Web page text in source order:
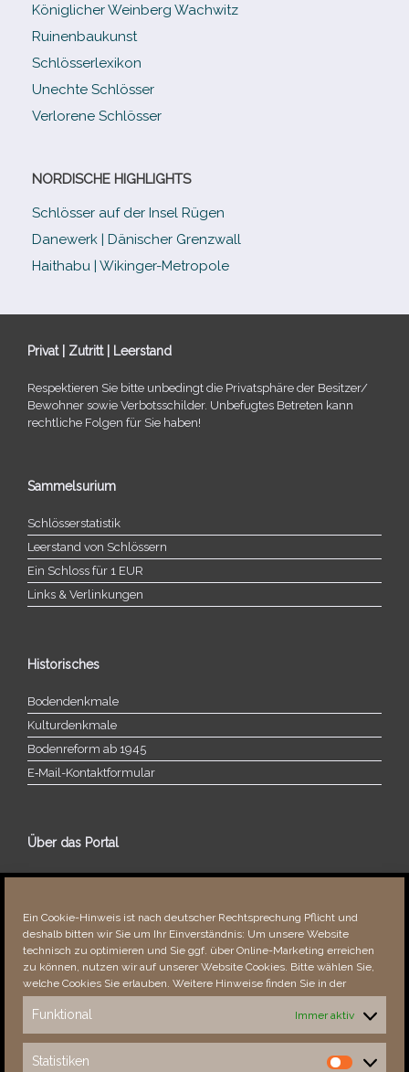
Ein Cookie-Hinweis ist nach deutscher Rechtsprechung Pflicht und
deshalb bitten wir Sie um Ihr Einverständnis: Um unsere Website
technisch zu optimieren und Sie ggf. über Online-Marketing erreichen
zu können, nutzen wir auf unserer Website Cookies. Bitte wählen Sie,
welche Cookies Sie erlauben. Weitere Hinweise finden Sie in der
Funktional Immer aktiv
Statistiken
Statistiken
Königlicher Weinberg Wachwitz
Ruinenbaukunst
Schlösserlexikon
Unechte Schlösser
Verlorene Schlösser
NORDISCHE HIGHLIGHTS
Schlösser auf der Insel Rügen
Danewerk | Dänischer Grenzwall
Haithabu | Wikinger-Metropole
Privat | Zutritt | Leerstand
Respektieren Sie bitte unbe­dingt die Privatsphäre der Besitzer/​
Bewohner sowie Verbotsschilder. Unbefugtes Betreten kann
recht­li­che Folgen für Sie haben!
Sammelsurium
Schlösserstatistik
Leerstand von Schlössern
Ein Schloss für 1 EUR
Links & Verlinkungen
Historisches
Bodendenkmale
Kulturdenkmale
Bodenreform ab 1945
E‑Mail-​​Kontaktformular
Über das Portal
Über dieses Portal
Fehler bemerkt?
Besucher seit 08/​2021